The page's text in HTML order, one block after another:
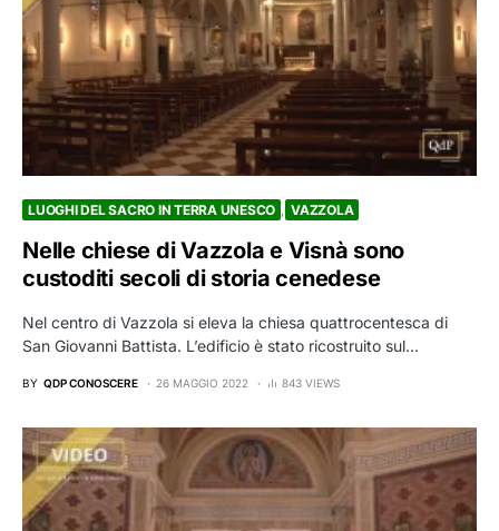
LUOGHI DEL SACRO IN TERRA UNESCO VAZZOLA
Nelle chiese di Vazzola e Visnà sono
custoditi secoli di storia cenedese
Nel centro di Vazzola si eleva la chiesa quattrocentesca di
San Giovanni Battista. L’edificio è stato ricostruito sul…
BY QDP CONOSCERE 26 MAGGIO 2022 843 VIEWS